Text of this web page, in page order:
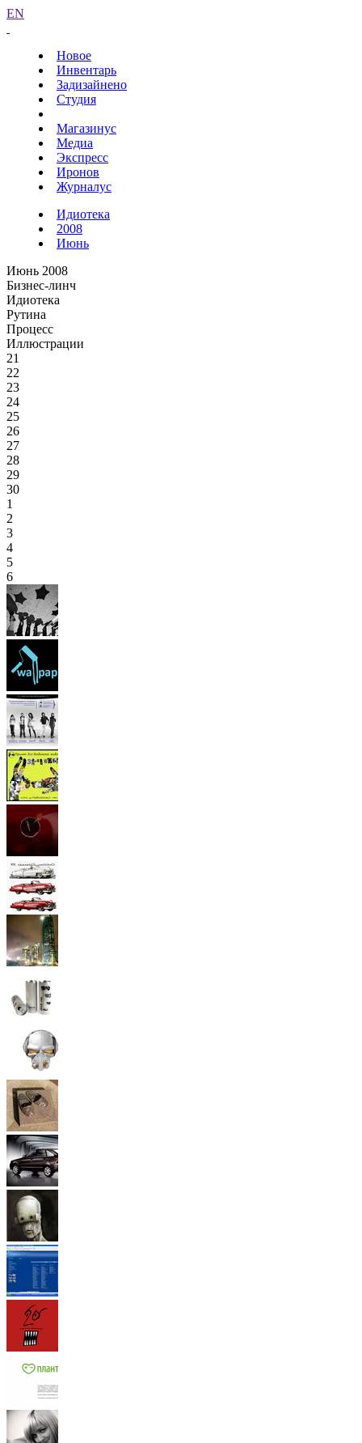
EN
Новое
Инвентарь
Задизайнено
Студия
Магазинус
Медиа
Экспресс
Иронов
Журналус
Идиотека
2008
Июнь
Июнь 2008
Бизнес-линч
Идиотека
Рутина
Процесс
Иллюстрации
21
22
23
24
25
26
27
28
29
30
1
2
3
4
5
6